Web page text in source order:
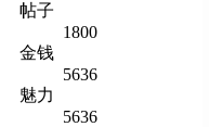
帖子
1800
金钱
5636
魅力
5636